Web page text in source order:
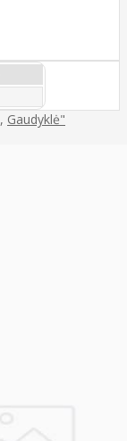
, Gaudyklė"